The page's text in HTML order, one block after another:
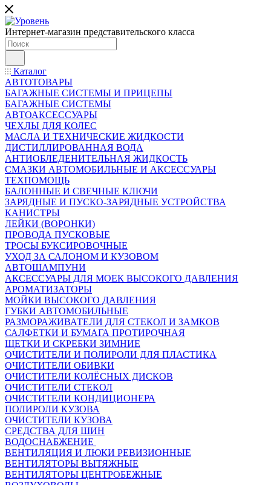
Интернет-магазин представительского класса
Каталог
АВТОТОВАРЫ
БАГАЖНЫЕ СИСТЕМЫ И ПРИЦЕПЫ
БАГАЖНЫЕ СИСТЕМЫ
АВТОАКСЕССУАРЫ
ЧЕХЛЫ ДЛЯ КОЛЕС
МАСЛА И ТЕХНИЧЕСКИЕ ЖИДКОСТИ
ДИСТИЛЛИРОВАННАЯ ВОДА
АНТИОБЛЕДЕНИТЕЛЬНАЯ ЖИДКОСТЬ
СМАЗКИ АВТОМОБИЛЬНЫЕ И АКСЕССУАРЫ
ТЕХПОМОЩЬ
БАЛОННЫЕ И СВЕЧНЫЕ КЛЮЧИ
ЗАРЯДНЫЕ И ПУСКО-ЗАРЯДНЫЕ УСТРОЙСТВА
КАНИСТРЫ
ЛЕЙКИ (ВОРОНКИ)
ПРОВОДА ПУСКОВЫЕ
ТРОСЫ БУКСИРОВОЧНЫЕ
УХОД ЗА САЛОНОМ И КУЗОВОМ
АВТОШАМПУНИ
АКСЕССУАРЫ ДЛЯ МОЕК ВЫСОКОГО ДАВЛЕНИЯ
АРОМАТИЗАТОРЫ
МОЙКИ ВЫСОКОГО ДАВЛЕНИЯ
ГУБКИ АВТОМОБИЛЬНЫЕ
РАЗМОРАЖИВАТЕЛИ ДЛЯ СТЕКОЛ И ЗАМКОВ
САЛФЕТКИ И БУМАГА ПРОТИРОЧНАЯ
ЩЕТКИ И СКРЕБКИ ЗИМНИЕ
ОЧИСТИТЕЛИ И ПОЛИРОЛИ ДЛЯ ПЛАСТИКА
ОЧИСТИТЕЛИ ОБИВКИ
ОЧИСТИТЕЛИ КОЛЁСНЫХ ДИСКОВ
ОЧИСТИТЕЛИ СТЕКОЛ
ОЧИСТИТЕЛИ КОНДИЦИОНЕРА
ПОЛИРОЛИ КУЗОВА
ОЧИСТИТЕЛИ КУЗОВА
СРЕДСТВА ДЛЯ ШИН
ВОДОСНАБЖЕНИЕ
ВЕНТИЛЯЦИЯ И ЛЮКИ РЕВИЗИОННЫЕ
ВЕНТИЛЯТОРЫ ВЫТЯЖНЫЕ
ВЕНТИЛЯТОРЫ ЦЕНТРОБЕЖНЫЕ